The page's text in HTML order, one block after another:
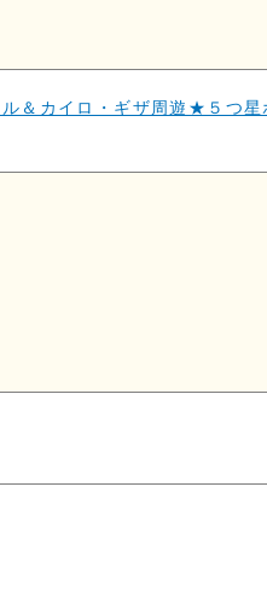
＆カイロ・ギザ周遊★５つ星